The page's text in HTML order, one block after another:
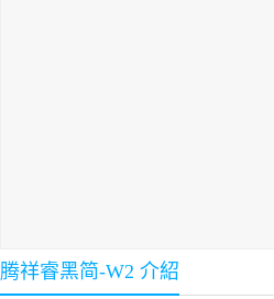
腾祥睿黑简-W2 介紹